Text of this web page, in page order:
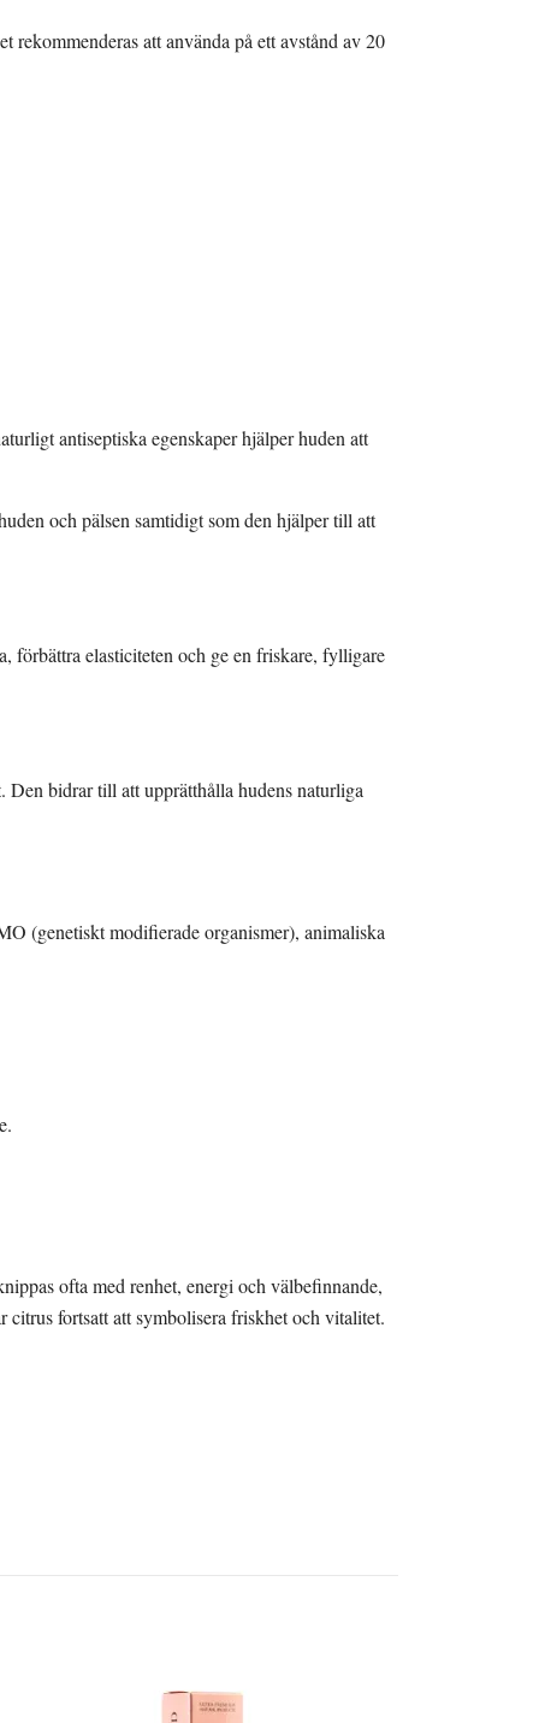
att använda på ett avstånd av 20
antiseptiska egenskaper hjälper huden att
och pälsen samtidigt som den hjälper till att
förbättra elasticiteten och ge en friskare, fylligare
bidrar till att upprätthålla hudens naturliga
(genetiskt modifierade organismer), animaliska
ofta med renhet, energi och välbefinnande,
fortsatt att symbolisera friskhet och vitalitet.